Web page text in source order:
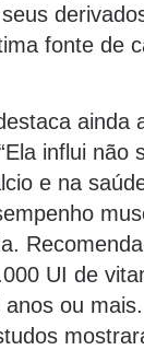
fonte de
ainda
influi não
e na
UI de
ou